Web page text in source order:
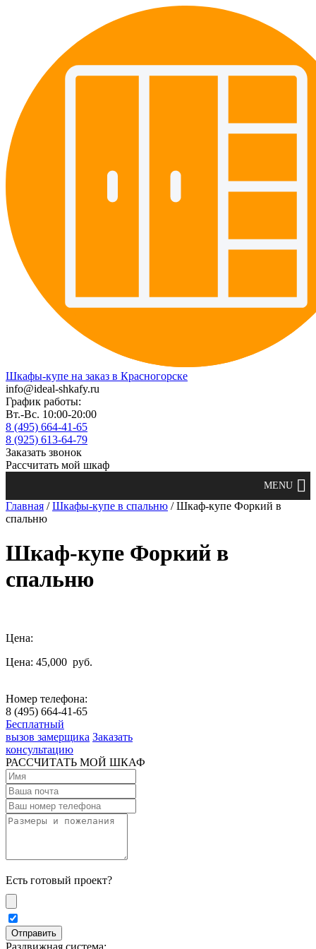
Шкафы-купе на заказ в Красногорске
info@ideal-shkafy.ru
График работы:
Вт.-Вс. 10:00-20:00
8 (495) 664-41-65
8 (925) 613-64-79
Заказать звонок
Рассчитать мой шкаф
Главная /Шкафы-купе в спальню / Шкаф-купе Форкий в
спальню
Шкаф-купе Форкий в
спальню
Цена:
Цена: 45,000 руб.
Номер телефона:
8 (495) 664-41-65
Бесплатный
вызов замерщика Заказать
консультацию
РАССЧИТАТЬ МОЙ ШКАФ
Есть готовый проект?
Раздвижная система: